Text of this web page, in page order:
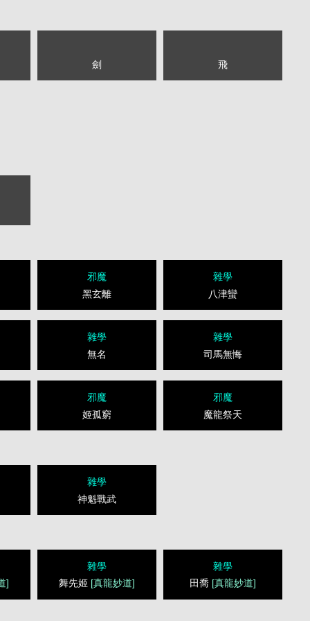
劍 飛
邪魔
黑玄離
雜學
八津蠻
雜學
無名
雜學
司馬無悔
邪魔
姬孤窮
邪魔
魔龍祭天
雜學
神魁戰武
]
雜學
舞先姬 [真龍妙道]
雜學
田喬 [真龍妙道]